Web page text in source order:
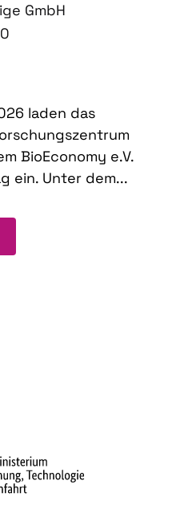
GmbH
laden das
BioEconomy e.V.
ein. Unter dem...